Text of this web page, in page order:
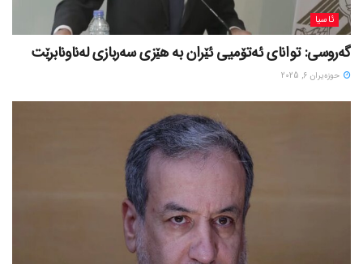
ئاسیا
گەروسی: توانای ئەتۆمیی ئێران بە هێزی سەربازی لەناونابرێت
حوزه‌یران 6, 2025